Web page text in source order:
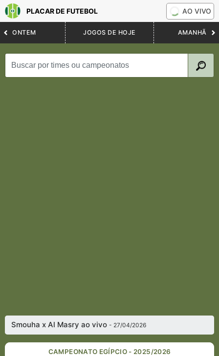
PLACAR DE FUTEBOL AO VIVO
ONTEM JOGOS DE HOJE AMANHÃ
Smouha x Al Masry ao vivo- 27/04/2026
CAMPEONATO EGÍPCIO - 2025/2026